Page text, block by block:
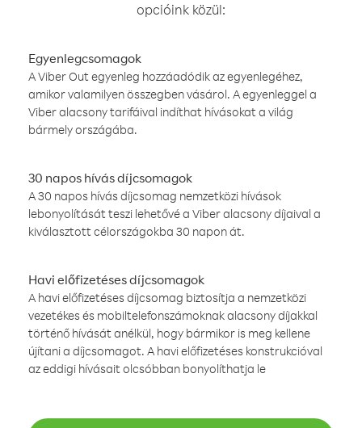
opcióink közül:
Egyenlegcsomagok
A Viber Out egyenleg hozzáadódik az egyenlegéhez,
amikor valamilyen összegben vásárol. A egyenleggel a
Viber alacsony tarifáival indíthat hívásokat a világ
bármely országába.
30 napos hívás díjcsomagok
A 30 napos hívás díjcsomag nemzetközi hívások
lebonyolítását teszi lehetővé a Viber alacsony díjaival a
kiválasztott célországokba 30 napon át.
Havi előfizetéses díjcsomagok
A havi előfizetéses díjcsomag biztosítja a nemzetközi
vezetékes és mobiltelefonszámoknak alacsony díjakkal
történő hívását anélkül, hogy bármikor is meg kellene
újítani a díjcsomagot. A havi előfizetéses konstrukcióval
az eddigi hívásait olcsóbban bonyolíthatja le